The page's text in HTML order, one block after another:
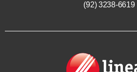
(92) 3238-6619